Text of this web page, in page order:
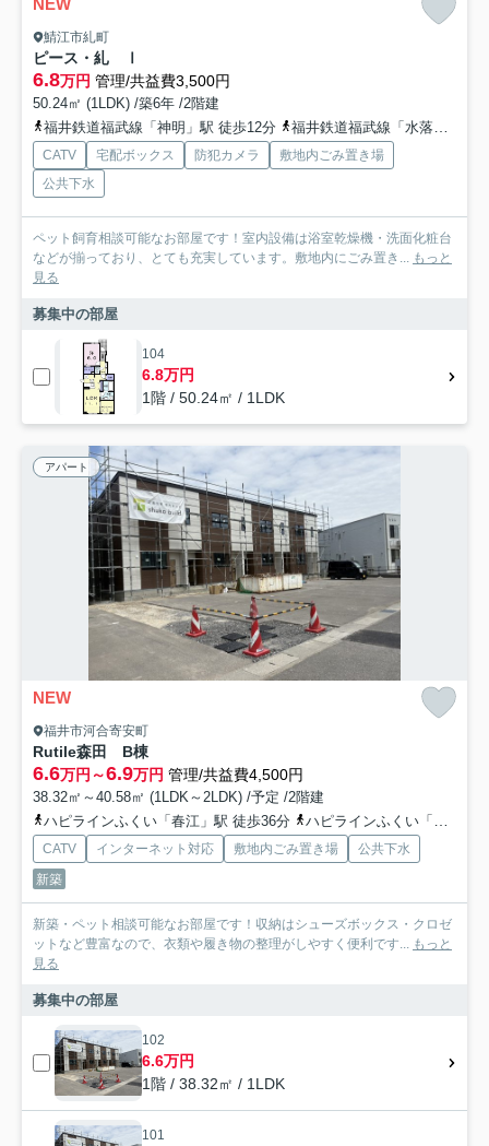
NEW
鯖江市糺町
ピース・糺 Ⅰ
6.8万円 管理/共益費3,500円
50.24㎡ (1LDK) /築6年 /2階建
福井鉄道福武線「神明」駅 徒歩12分
福井鉄道福武線「水落」駅 徒歩25分
CATV 宅配ボックス 防犯カメラ
敷地内ごみ置き場
公共下水
ペット飼育相談可能なお部屋です！室内設備は浴室乾燥機・洗面化粧台
などが揃っており、とても充実しています。敷地内にごみ置き... もっと
見る
募集中の部屋
104
6.8万円
1階 / 50.24㎡ / 1LDK
アパート
NEW
福井市河合寄安町
Rutile森田 B棟
6.6万円～6.9万円 管理/共益費4,500円
38.32㎡～40.58㎡ (1LDK～2LDK) /予定 /2階建
ハピラインふくい「春江」駅 徒歩36分
ハピラインふくい「森田」駅 徒歩39分
CATV インターネット対応 敷地内ごみ置き場
公共下水
新築
新築・ペット相談可能なお部屋です！収納はシューズボックス・クロゼ
ットなど豊富なので、衣類や履き物の整理がしやすく便利です... もっと
見る
募集中の部屋
102
6.6万円
1階 / 38.32㎡ / 1LDK
101